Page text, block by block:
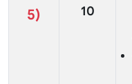
5)
10